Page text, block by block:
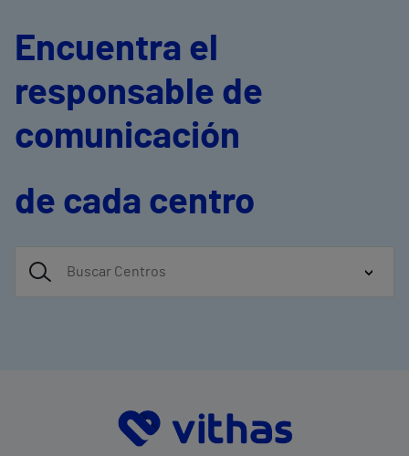
Encuentra el
responsable de
comunicación
de cada centro